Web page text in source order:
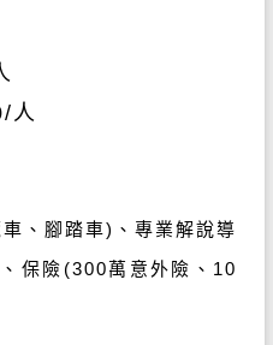
人
、腳踏車) 、專業解說導
保險 (300萬意外險、 10